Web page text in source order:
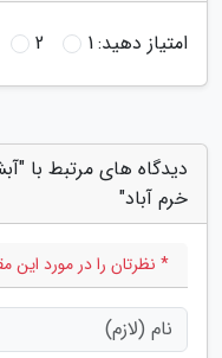
امتیاز دهید:1
2
دیدگاه های مرتبط با
خرم آباد"
* نظرتان را در مورد این